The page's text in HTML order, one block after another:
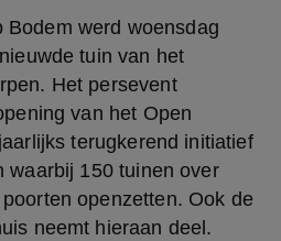
Bodem werd woensdag
tuin van het
Het persevent
van het Open
terugkerend initiatief
150 tuinen over
openzetten. Ook de
neemt hieraan deel.